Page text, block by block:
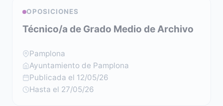
OPOSICIONES
Técnico/a de Grado Medio de Archivo
Pamplona
Ayuntamiento de Pamplona
Publicada el 12/05/26
Hasta el 27/05/26